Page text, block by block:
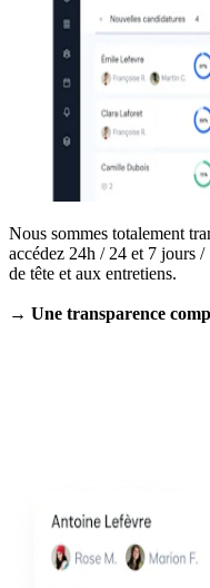
Nous sommes totalement
accédez 24h / 24 et 7 jours /
de tête et aux entretiens.
→ Une transparence